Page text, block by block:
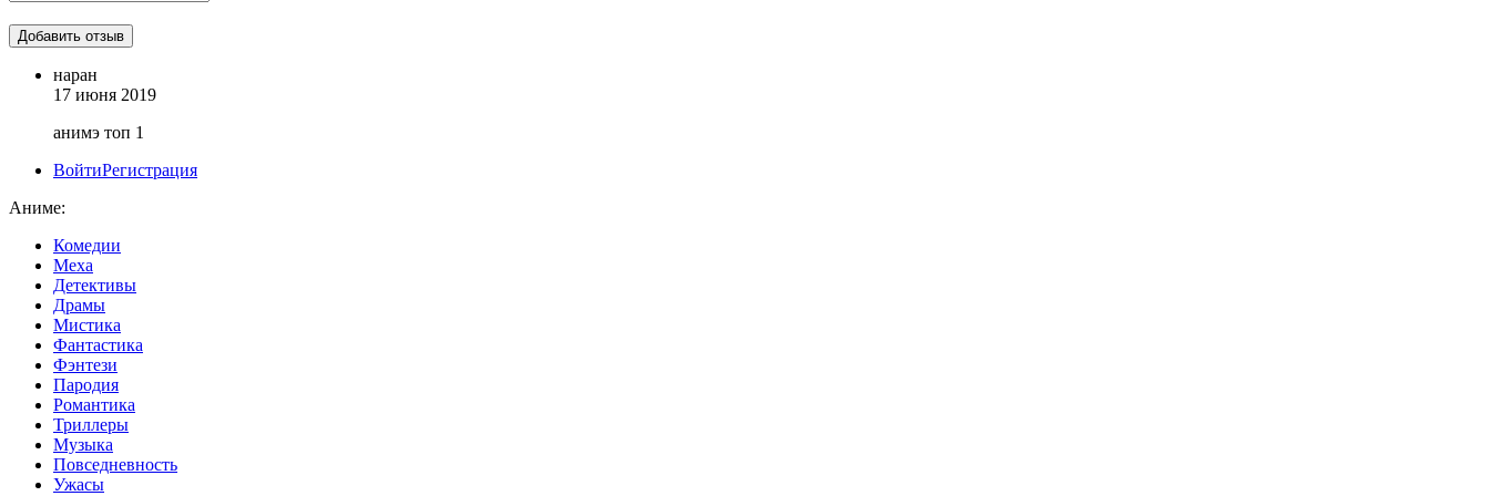
наран
17 июня 2019
анимэ топ 1
ВойтиРегистрация
Аниме:
Комедии
Меха
Детективы
Драмы
Мистика
Фантастика
Фэнтези
Пародия
Романтика
Триллеры
Музыка
Повседневность
Ужасы